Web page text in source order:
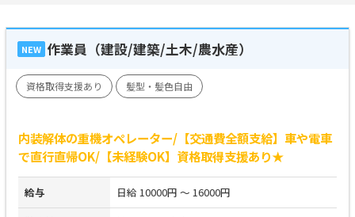
NEW 作業員（建設/建築/土木/農水産）
資格取得支援あり 髪型・髪色自由
内装解体の重機オペレーター/【交通費全額支給】車や電車
で直行直帰OK/【未経験OK】資格取得支援あり★
給与 日給 10000円 ～ 16000円